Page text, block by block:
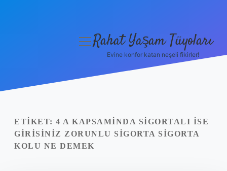
Yasal Uyarı
Hakkımızda
menüyü
Rahat Yaşam Tüyoları
Evine konfor katan neşeli fikirler!
ETIKET: 4 A KAPSAMINDA SIGORTALI ISE
GIRISINIZ ZORUNLU SIGORTA SIGORTA
KOLU NE DEMEK